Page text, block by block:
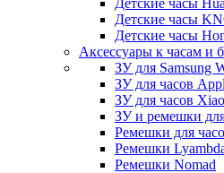
Детские часы
Детские часы
Детские часы
Аксессуары к часам и
ЗУ для Samsung
ЗУ для часов
ЗУ для часов
ЗУ и ремешки
Ремешки для
Ремешки
Ремешки Nomad